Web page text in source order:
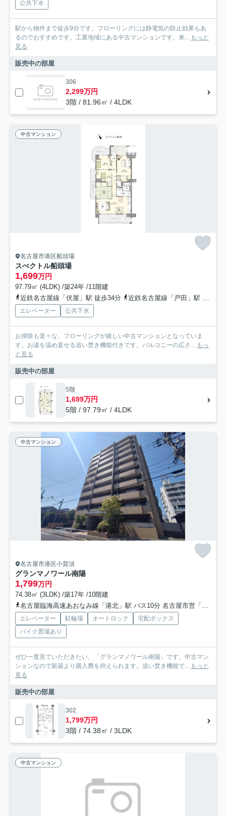
公共下水
駅から物件まで徒歩9分です。フローリングには静電気の防止効果もあ
るのでおすすめです。工業地域にある中古マンションです。来... もっと
見る
販売中の部屋
306
2,299万円
3階 / 81.96㎡ / 4LDK
中古マンション
名古屋市港区船頭場
スぺクトル船頭場
1,699万円
97.79㎡ (4LDK) /築24年 /11階建
近鉄名古屋線「伏屋」駅 徒歩34分
近鉄名古屋線「戸田」駅 徒歩39分
エレベーター 公共下水
お掃除も楽々な、フローリングが嬉しい中古マンションとなっていま
す。お湯を温め直せる追い焚き機能付きです。バルコニーの広さ... もっ
と見る
販売中の部屋
5階
1,699万円
5階 / 97.79㎡ / 4LDK
中古マンション
名古屋市港区小賀須
グランマノワール南陽
1,799万円
74.38㎡ (3LDK) /築17年 /10階建
名古屋臨海高速あおなみ線「港北」駅 バス10分 名古屋市営「小西（愛知県）」 停歩3分
エレベーター 駐輪場 オートロック
宅配ボックス
バイク置場あり
ぜひ一度見ていただきたい、「グランマノワール南陽」です。中古マン
ションなので新築より購入費を抑えられます。追い焚き機能で... もっと
見る
販売中の部屋
302
1,799万円
3階 / 74.38㎡ / 3LDK
中古マンション